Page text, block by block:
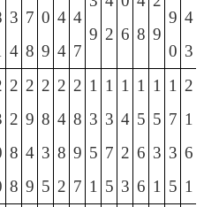
3
4
7
8
0
9
4
4
4
7
9 2 6 8 9
9
0
4
3
2
2
8
8
2
9
4
9
2
8
3
5
2
4
8
2
2
8
9
7
1
3
5
1
1
3
7
5
1
4
2
3
1
5
6
6
1
5
3
1
1
7
3
5
2
1
6
1